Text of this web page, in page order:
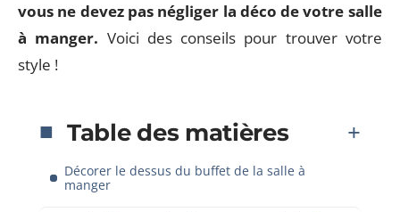
vous ne devez pas négliger la déco de votre salle
à manger. Voici des conseils pour trouver votre
style !
Table des matières
Décorer le dessus du buffet de la salle à
manger